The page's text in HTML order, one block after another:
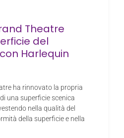
Theatre
del
Harlequin
ha rinnovato la propria
una superficie scenica
nella qualità del
della superficie e nella